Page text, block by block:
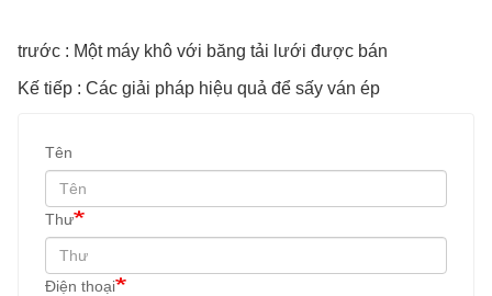
trước : Một máy khô với băng tải lưới được bán
Kế tiếp : Các giải pháp hiệu quả để sấy ván ép
Tên
Thư
Điện thoại